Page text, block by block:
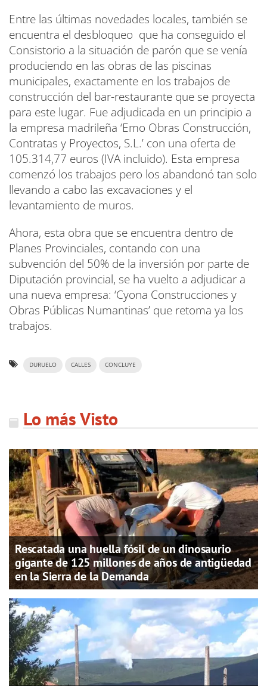
Entre las últimas novedades locales, también se
encuentra el desbloqueo que ha conseguido el
Consistorio a la situación de parón que se venía
produciendo en las obras de las piscinas
municipales, exactamente en los trabajos de
construcción del bar-restaurante que se proyecta
para este lugar. Fue adjudicada en un principio a
la empresa madrileña ‘Emo Obras Construcción,
Contratas y Proyectos, S.L.’ con una oferta de
105.314,77 euros (IVA incluido). Esta empresa
comenzó los trabajos pero los abandonó tan solo
llevando a cabo las excavaciones y el
levantamiento de muros.
Ahora, esta obra que se encuentra dentro de
Planes Provinciales, contando con una
subvención del 50% de la inversión por parte de
Diputación provincial, se ha vuelto a adjudicar a
una nueva empresa: ‘Cyona Construcciones y
Obras Públicas Numantinas’ que retoma ya los
trabajos.
DURUELO CALLES CONCLUYE
Lo más Visto
Rescatada una huella fósil de un dinosaurio
gigante de 125 millones de años de antigüedad
en la Sierra de la Demanda